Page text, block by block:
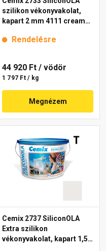
szilikon vékonyvakolat,
kapart 2 mm 4111 cream
Rendelésre
44 920 Ft / vödör
1 797 Ft / kg
Megnézem
Cemix 2737 SiliconOLA
Extra szilikon
vékonyvakolat, kapart 1,5